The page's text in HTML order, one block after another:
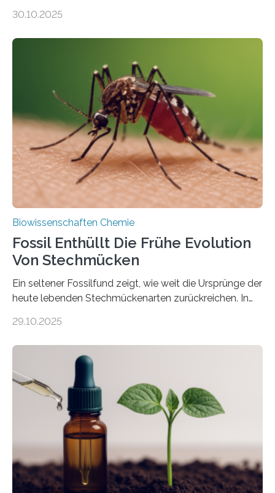
Landpflanzen zählen zu den komplexesten
Grünalgen, die vor Hunderten von Millionen Jahren
lebten. Unter den Vorfahren sticht eine Gruppe heraus,
die noch heute in der Natur vorkommt: die
Süßwasseralge Coleochaetophyceae. Einige Arten
dieser Gruppe bilden aus Zellfäden dichte Geflechte
mit scheibenförmiger Gestalt. Was auffällig ist: Die
nächsten…
30.10.2025
Biowissenschaften Chemie
Fossil Enthüllt Die Frühe Evolution
Von Stechmücken
Ein seltener Fossilfund zeigt, wie weit die Ursprünge der
heute lebenden Stechmückenarten zurückreichen. In
Forschende die bisher älteste bekannte Stechmücken-
Region Kachin in Myanmar und hat sich in
ausgezeichnetem Zustand erhalten. Es konnte als neue
Art einer neuen Gattung beschrieben werden und trägt
nun den Namen Cretosabethes primaevus. Dieser erste
fossile Nachweis einer Stechmückenlarve in Bernstein
stellt gleichzeitig den ersten Fossilfund einer
Mückenlarve aus dem Mesozoikum dar, denn…
29.10.2025